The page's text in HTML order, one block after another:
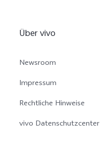
Über vivo
Newsroom
Impressum
Rechtliche Hinweise
vivo Datenschutzcenter